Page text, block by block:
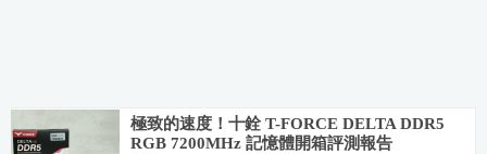
極致的速度！十銓 T-FORCE DELTA DDR5
RGB 7200MHz 記憶體開箱評測報告